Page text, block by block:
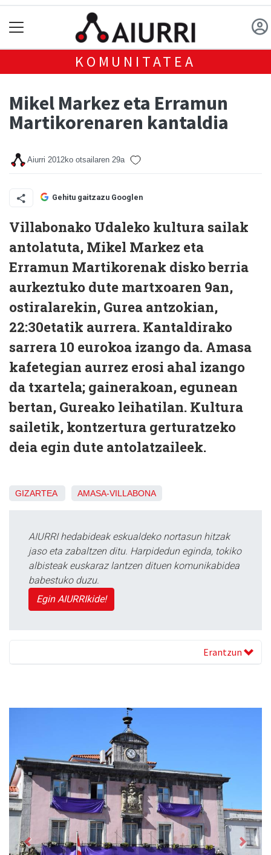
KOMUNITATEA
Mikel Markez eta Erramun
Martikorenaren kantaldia
Aiurri 2012ko otsailaren 29a
Gehitu gaitzazu Googlen
Villabonako Udaleko kultura sailak
antolatuta, Mikel Markez eta
Erramun Martikorenak disko berria
aurkeztuko dute martxoaren 9an,
ostiralarekin, Gurea antzokian,
22:30etatik aurrera. Kantaldirako
sarrera 10 eurokoa izango da. Amasa
kafetegian aurrez erosi ahal izango
da txartela; gainerakoan, egunean
bertan, Gureako leihatilan. Kultura
sailetik, kontzertura gerturatzeko
deia egin dute antolatzaileek.
GIZARTEA AMASA-VILLABONA
AIURRI hedabideak eskualdeko nortasun hitzak
jaso eta zabaltzen ditu. Harpidedun eginda, tokiko
albisteak euskaraz lantzen dituen komunikabidea
babestuko duzu.
Egin AIURRIkide!
Erantzun
Previous Next